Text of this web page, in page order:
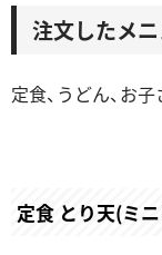
注文したメ
定食、うどん、お
定食 とり天(ミ